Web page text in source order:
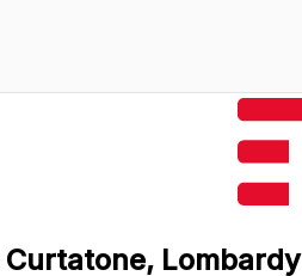
Lombardy